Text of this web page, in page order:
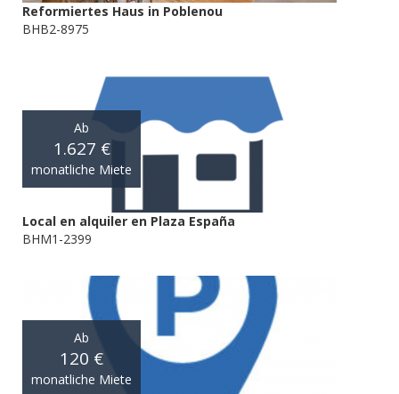
Reformiertes Haus in Poblenou
BHB2-8975
Ab
1.627 €
monatliche Miete
Local en alquiler en Plaza España
BHM1-2399
Ab
120 €
monatliche Miete